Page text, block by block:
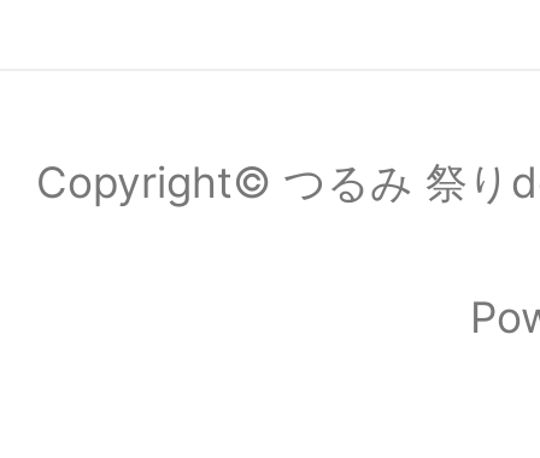
Copyright© つるみ 祭り